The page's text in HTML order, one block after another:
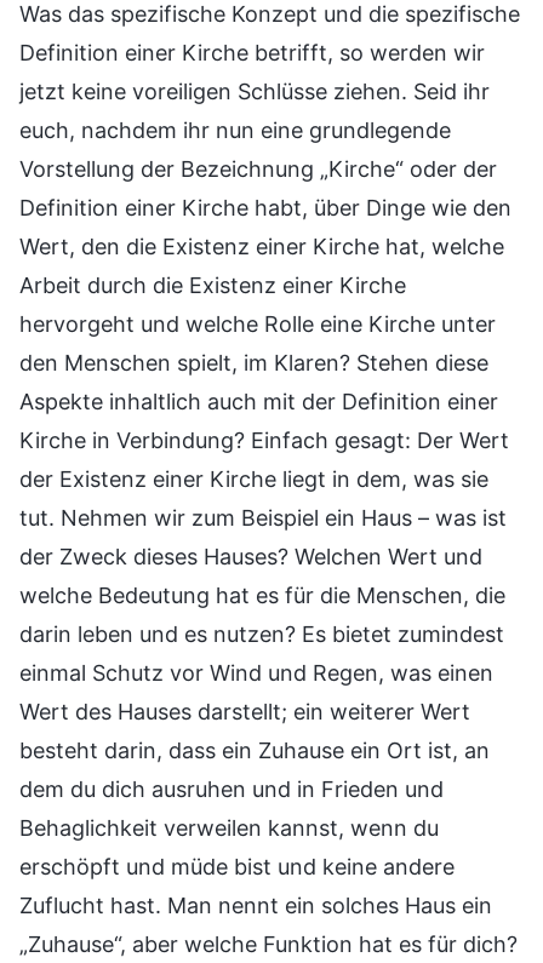
Was das spezifische Konzept und die spezifische
Definition einer Kirche betrifft, so werden wir
jetzt keine voreiligen Schlüsse ziehen. Seid ihr
euch, nachdem ihr nun eine grundlegende
Vorstellung der Bezeichnung „Kirche“ oder der
Definition einer Kirche habt, über Dinge wie den
Wert, den die Existenz einer Kirche hat, welche
Arbeit durch die Existenz einer Kirche
hervorgeht und welche Rolle eine Kirche unter
den Menschen spielt, im Klaren? Stehen diese
Aspekte inhaltlich auch mit der Definition einer
Kirche in Verbindung? Einfach gesagt: Der Wert
der Existenz einer Kirche liegt in dem, was sie
tut. Nehmen wir zum Beispiel ein Haus – was ist
der Zweck dieses Hauses? Welchen Wert und
welche Bedeutung hat es für die Menschen, die
darin leben und es nutzen? Es bietet zumindest
einmal Schutz vor Wind und Regen, was einen
Wert des Hauses darstellt; ein weiterer Wert
besteht darin, dass ein Zuhause ein Ort ist, an
dem du dich ausruhen und in Frieden und
Behaglichkeit verweilen kannst, wenn du
erschöpft und müde bist und keine andere
Zuflucht hast. Man nennt ein solches Haus ein
„Zuhause“, aber welche Funktion hat es für dich?